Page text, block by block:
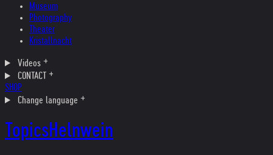
Museum
Photography
Theater
Kristallnacht
Videos
CONTACT
SHOP
Change language
TopicsHelnwein